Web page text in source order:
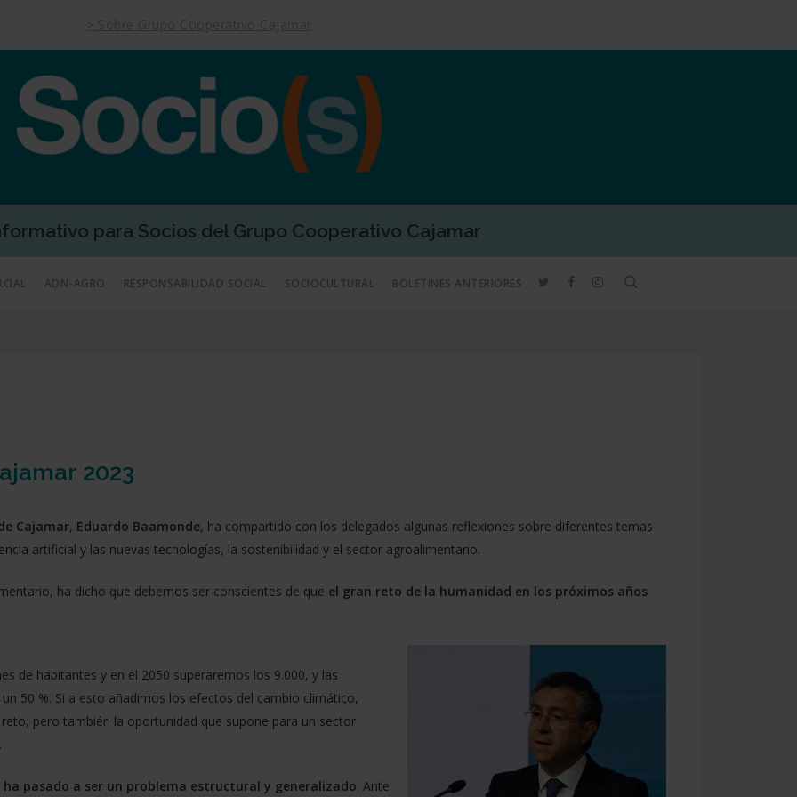
para Socios del Grupo Cooperativo Cajamar
ADN-AGRO RESPONSABILIDAD SOCIAL SOCIOCULTURAL BOLETINES ANTERIORES TWITTERFACEBOOKINSTAGRAM
2023
Cajamar, Eduardo Baamonde, ha compartido con los delegados algunas reflexiones sobre diferentes temas
artificial y las nuevas tecnologías, la sostenibilidad y el sector agroalimentario.
ha dicho que debemos ser conscientes de que el gran reto de la humanidad en los próximos años
de habitantes y en el 2050 superaremos los 9.000, y las
50 %. Si a esto añadimos los efectos del cambio climático,
pero también la oportunidad que supone para un sector
ha pasado a ser un problema estructural y generalizado. Ante